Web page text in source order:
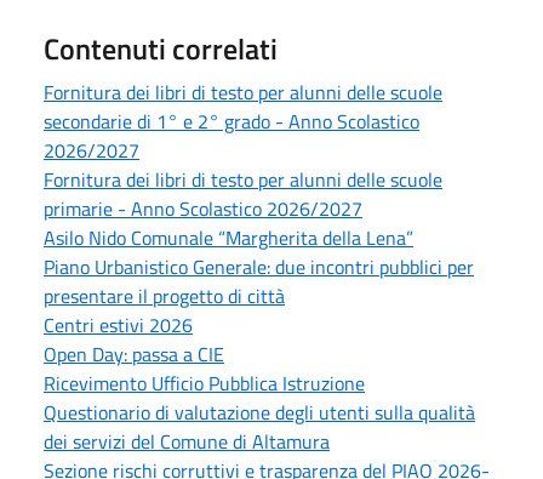
Contenuti correlati
Fornitura dei libri di testo per alunni delle scuole
secondarie di 1° e 2° grado - Anno Scolastico
2026/2027
Fornitura dei libri di testo per alunni delle scuole
primarie - Anno Scolastico 2026/2027
Asilo Nido Comunale “Margherita della Lena”
Piano Urbanistico Generale: due incontri pubblici per
presentare il progetto di città
Centri estivi 2026
Open Day: passa a CIE
Ricevimento Ufficio Pubblica Istruzione
Questionario di valutazione degli utenti sulla qualità
dei servizi del Comune di Altamura
Sezione rischi corruttivi e trasparenza del PIAO 2026-